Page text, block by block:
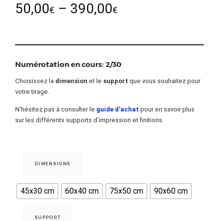
50,00€ – 390,00€
Numérotation en cours: 2/30
Choisissez la dimension et le support que vous souhaitez pour
votre tirage.
N’hésitez pas à consulter le guide d’achat pour en savoir plus
sur les différents supports d’impression et finitions.
DIMENSIONS
45x30 cm 60x40 cm 75x50 cm 90x60 cm
SUPPORT